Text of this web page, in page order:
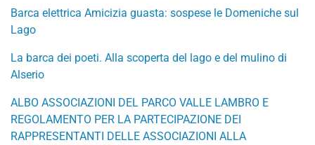
Barca elettrica Amicizia guasta: sospese le Domeniche sul
Lago
La barca dei poeti. Alla scoperta del lago e del mulino di
Alserio
ALBO ASSOCIAZIONI DEL PARCO VALLE LAMBRO E
REGOLAMENTO PER LA PARTECIPAZIONE DEI
RAPPRESENTANTI DELLE ASSOCIAZIONI ALLA